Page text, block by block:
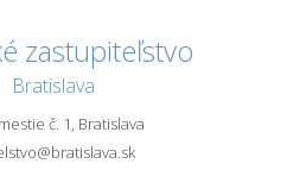
zastupiteľstvo
Bratislava
č. 1, Bratislava